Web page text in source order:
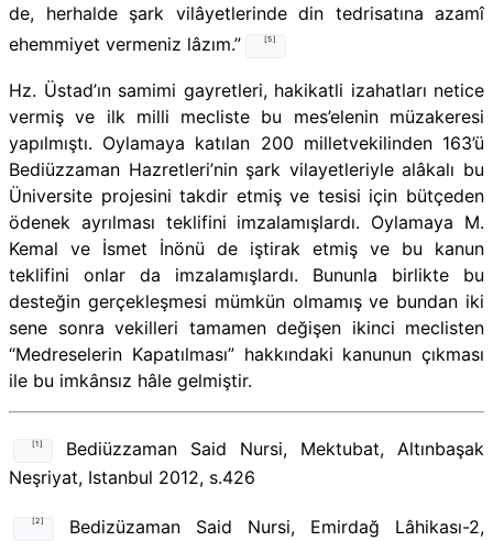
de, herhalde şark vilâyetlerinde din tedrisatına azamî
ehemmiyet vermeniz lâzım.”
[5]
Hz. Üstad’ın samimi gayretleri, hakikatli izahatları netice
vermiş ve ilk milli mecliste bu mes’elenin müzakeresi
yapılmıştı. Oylamaya katılan 200 milletvekilinden 163’ü
Bediüzzaman Hazretleri’nin şark vilayetleriyle alâkalı bu
Üniversite projesini takdir etmiş ve tesisi için bütçeden
ödenek ayrılması teklifini imzalamışlardı. Oylamaya M.
Kemal ve İsmet İnönü de iştirak etmiş ve bu kanun
teklifini onlar da imzalamışlardı. Bununla birlikte bu
desteğin gerçekleşmesi mümkün olmamış ve bundan iki
sene sonra vekilleri tamamen değişen ikinci meclisten
“Medreselerin Kapatılması” hakkındaki kanunun çıkması
ile bu imkânsız hâle gelmiştir.
[1]
Bediüzzaman Said Nursi, Mektubat, Altınbaşak
Neşriyat, Istanbul 2012, s.426
[2]
Bedizüzaman Said Nursi, Emirdağ Lâhikası-2,